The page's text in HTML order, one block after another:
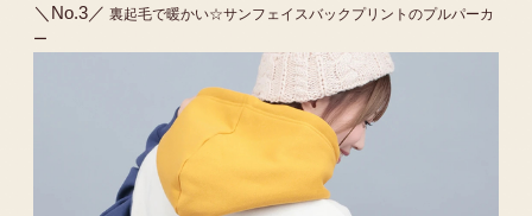
＼No.3／ 裏起毛で暖かい☆サンフェイスバックプリントのプルパーカ
ー